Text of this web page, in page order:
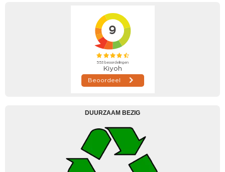
DUURZAAM BEZIG